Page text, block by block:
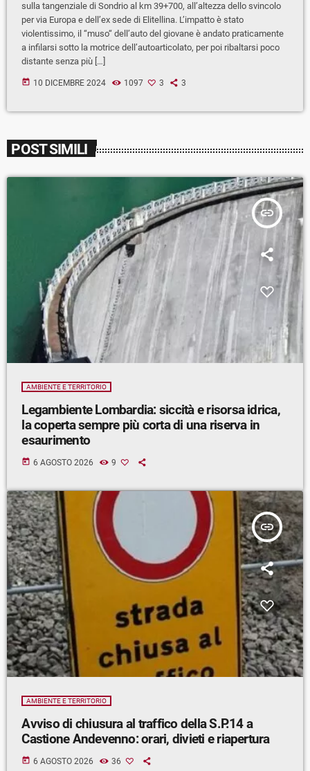
sulla tangenziale di Sondrio al km 39+700, all’altezza dello svincolo
per via Europa e dell’ex sede di Elitellina. L’impatto è stato
violentissimo, il “muso“ dell’auto del giovane è andato praticamente
a infilarsi sotto la motrice dell’autoarticolato, per poi ribaltarsi poco
distante senza più […]
today 10 DICEMBRE 2024 1097 3 3
POST SIMILI
insert_link
AMBIENTE E TERRITORIO
Legambiente Lombardia: siccità e risorsa idrica,
la coperta sempre più corta di una riserva in
esaurimento
today 6 AGOSTO 2026 9
insert_link
AMBIENTE E TERRITORIO
Avviso di chiusura al traffico della S.P.14 a
Castione Andevenno: orari, divieti e riapertura
today 6 AGOSTO 2026 36